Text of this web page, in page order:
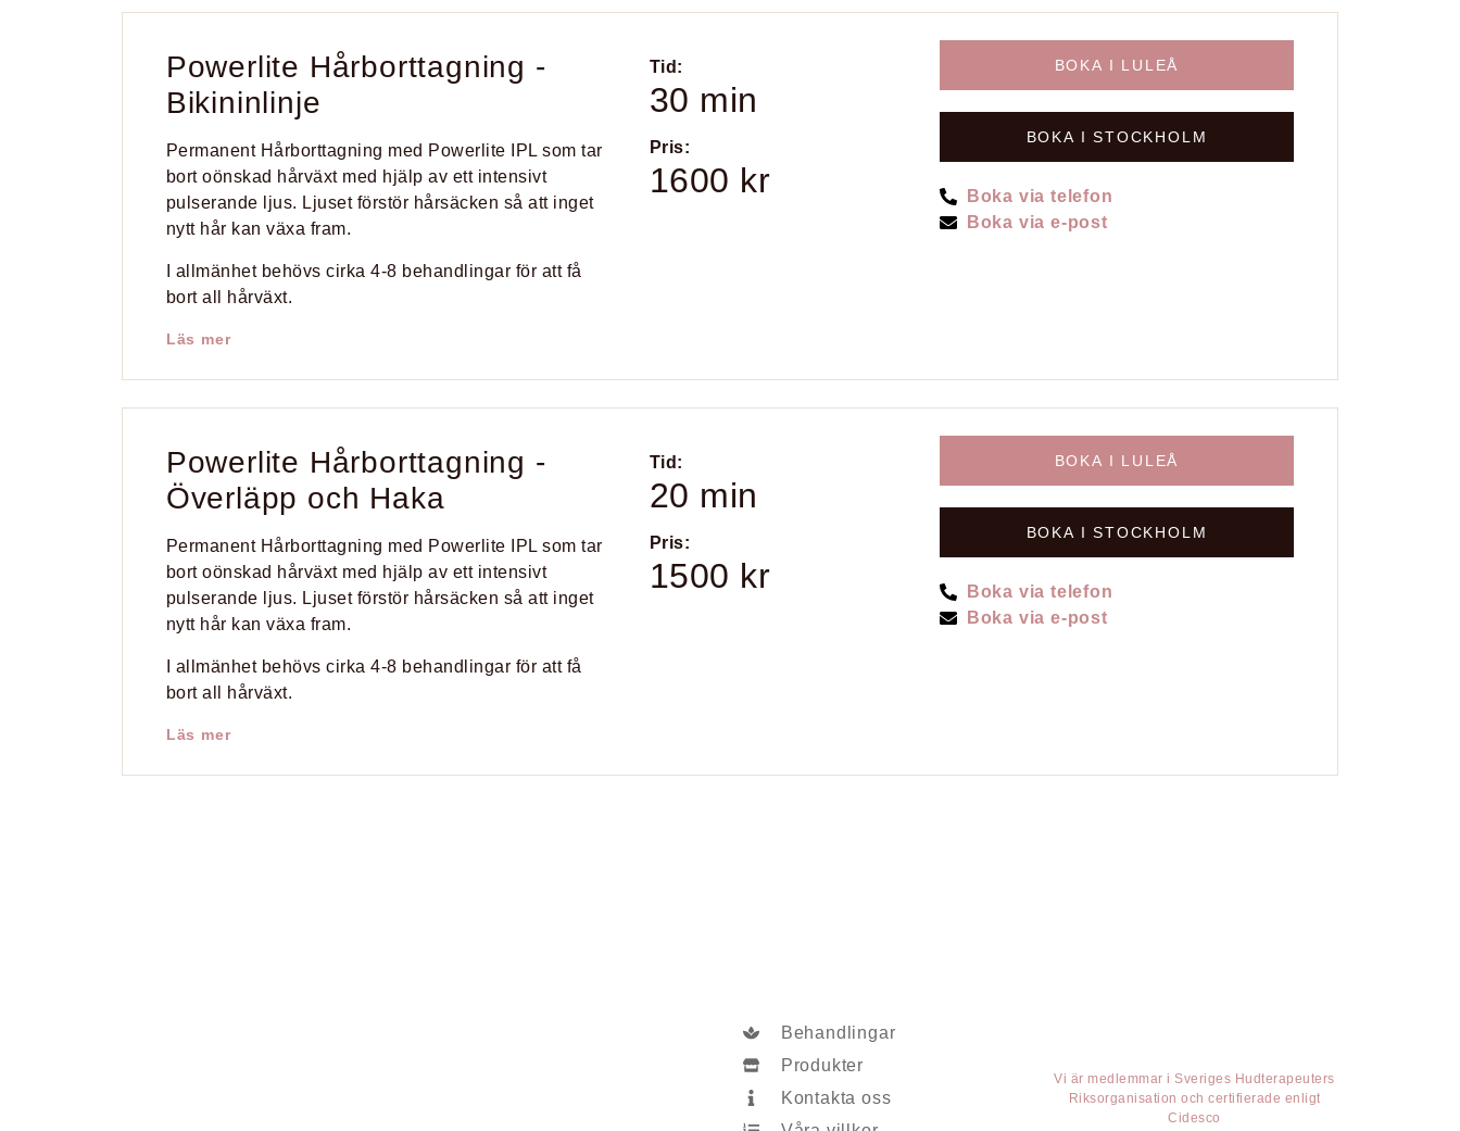
Powerlite Hårborttagning -
Bikininlinje
Permanent Hårborttagning med Powerlite IPL som tar
bort oönskad hårväxt med hjälp av ett intensivt
pulserande ljus. Ljuset förstör hårsäcken så att inget
nytt hår kan växa fram.
I allmänhet behövs cirka 4-8 behandlingar för att få
bort all hårväxt.
Läs mer
Tid:
30 min
Pris:
1600 kr
BOKA I LULEÅ
BOKA I STOCKHOLM
Boka via telefon
Boka via e-post
Powerlite Hårborttagning -
Överläpp och Haka
Permanent Hårborttagning med Powerlite IPL som tar
bort oönskad hårväxt med hjälp av ett intensivt
pulserande ljus. Ljuset förstör hårsäcken så att inget
nytt hår kan växa fram.
I allmänhet behövs cirka 4-8 behandlingar för att få
bort all hårväxt.
Läs mer
Tid:
20 min
Pris:
1500 kr
BOKA I LULEÅ
BOKA I STOCKHOLM
Boka via telefon
Boka via e-post
Behandlingar
Produkter
Kontakta oss
Vi är medlemmar i Sveriges Hudterapeuters
Riksorganisation och certifierade enligt
Cidesco